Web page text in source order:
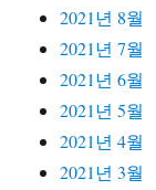
2021년 8월
2021년 7월
2021년 6월
2021년 5월
2021년 4월
2021년 3월